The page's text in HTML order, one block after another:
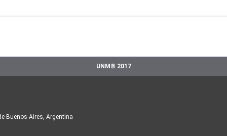
UNM® 2017
Buenos Aires, Argentina